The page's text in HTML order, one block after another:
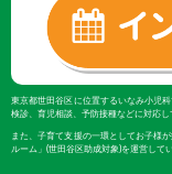
東京都世田谷区に位置するいなみ小児
検診、育児相談、予防接種などに対応し
また、子育て支援の一環としてお子様
ルーム」(世田谷区助成対象)を運営してい